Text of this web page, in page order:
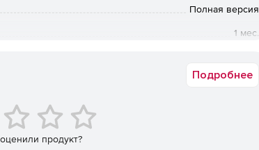
возможности индивидуальных настроек
Полная версия
1 мес.
Подробнее
продукт?